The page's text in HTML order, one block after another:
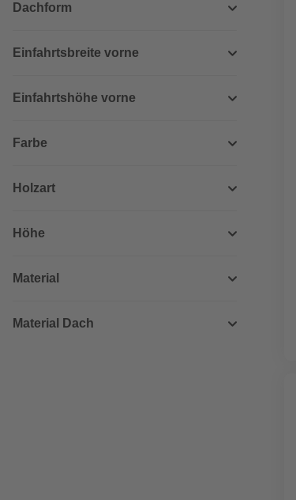
Dachform
Einfahrtsbreite vorne
Einfahrtshöhe vorne
Farbe
Holzart
Höhe
Material
Material Dach